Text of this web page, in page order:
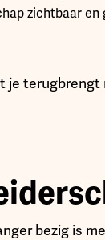
zichtbaar
je
bezig is